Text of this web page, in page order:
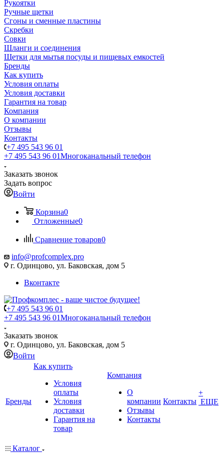
Рукоятки
Ручные щетки
Сгоны и сменные пластины
Скребки
Совки
Шланги и соединения
Щетки для мытья посуды и пищевых емкостей
Бренды
Как купить
Условия оплаты
Условия доставки
Гарантия на товар
Компания
О компании
Отзывы
Контакты
+7 495 543 96 01
+7 495 543 96 01Многоканальный телефон
Заказать звонок
Задать вопрос
Войти
Корзина0
Отложенные0
Сравнение товаров0
info@profcomplex.pro
г. Одинцово, ул. Баковская, дом 5
Вконтакте
+7 495 543 96 01
+7 495 543 96 01Многоканальный телефон
Заказать звонок
г. Одинцово, ул. Баковская, дом 5
Войти
Бренды
Как купить
Условия
оплаты
Условия
доставки
Гарантия на
товар
Компания
О
компании
Отзывы
Контакты
Контакты
+
ЕЩЕ
Каталог